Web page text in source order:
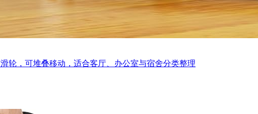
轮，可堆叠移动，适合客厅、办公室与宿舍分类整理